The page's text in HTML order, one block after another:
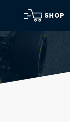
SHOP